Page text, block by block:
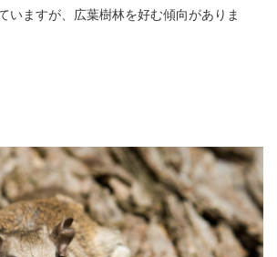
いますが、広葉樹林を好む傾向がありま